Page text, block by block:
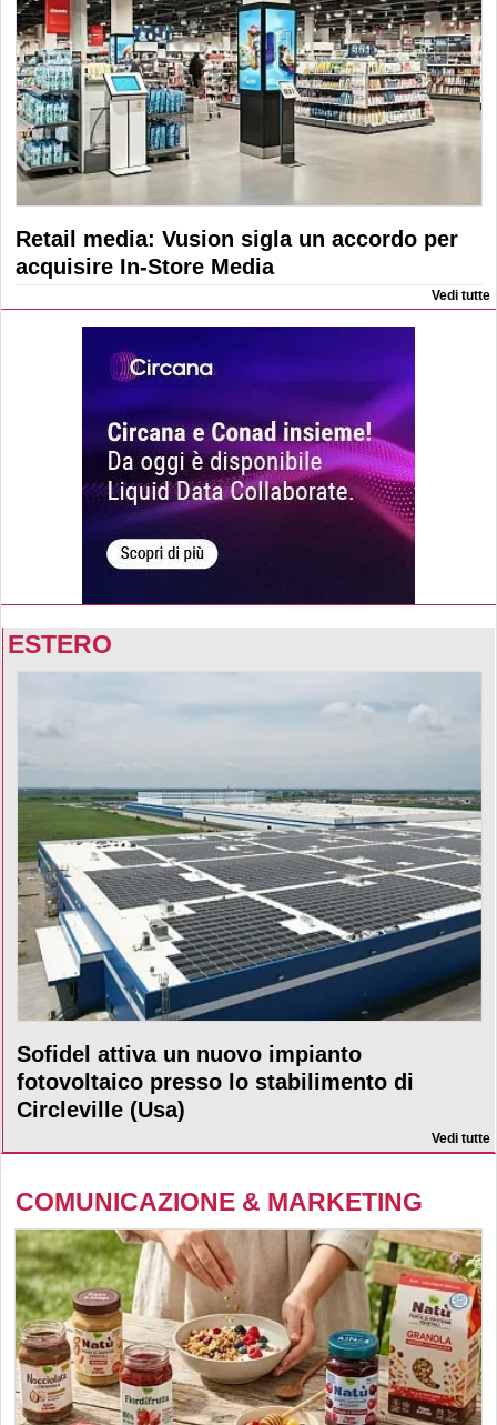
Retail media: Vusion sigla un accordo per
acquisire In-Store Media
Vedi tutte
ESTERO
Sofidel attiva un nuovo impianto
fotovoltaico presso lo stabilimento di
Circleville (Usa)
Vedi tutte
COMUNICAZIONE & MARKETING